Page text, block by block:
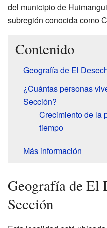
del municipio de
subregión conocida como
Contenido
Geografía de El
¿Cuántas personas
Sección?
Crecimiento de la
tiempo
Más información
Geografía de El
Sección